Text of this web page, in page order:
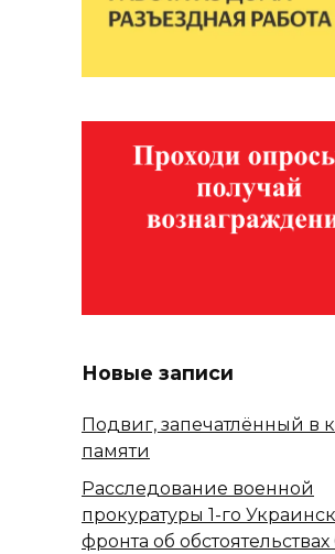
Новые записи
Подвиг, запечатлённый в
памяти
Расследование военной
прокуратуры 1-го
фронта об обстоятельствах